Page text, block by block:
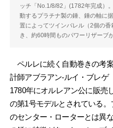
ッチ「No.1/8/82」(1782年完成）
動するプラチナ製の錘、錘の軸に
置によってツインバレル（2個の
き、約60時間ものパワーリザーブ
ペルレに続く自動巻きの考
計師アブラアン-ルイ・ブレゲ
1780年にオルレアン公に販売
の第1号モデルとされている
のセンター・ローターとは異